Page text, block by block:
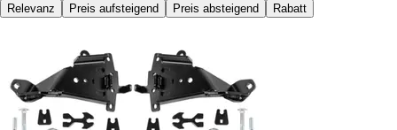
Relevanz
Preis aufsteigend Preis absteigend Rabatt